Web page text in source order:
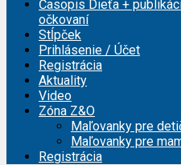
Časopis Dieťa +
očkovaní
Stĺpček
Prihlásenie / Účet
Registrácia
Aktuality
Video
Zóna Z&O
Maľovanky pre
Maľovanky pre
Registrácia